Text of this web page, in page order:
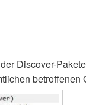
Discover-
betroffenen